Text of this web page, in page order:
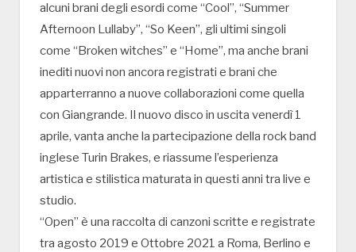
alcuni brani degli esordi come “Cool”, “Summer
Afternoon Lullaby”, “So Keen”, gli ultimi singoli
come “Broken witches” e “Home”, ma anche brani
inediti nuovi non ancora registrati e brani che
apparterranno a nuove collaborazioni come quella
con Giangrande. Il nuovo disco in uscita venerdì 1
aprile, vanta anche la partecipazione della rock band
inglese Turin Brakes, e riassume l’esperienza
artistica e stilistica maturata in questi anni tra live e
studio.
“Open” è una raccolta di canzoni scritte e registrate
tra agosto 2019 e Ottobre 2021 a Roma, Berlino e